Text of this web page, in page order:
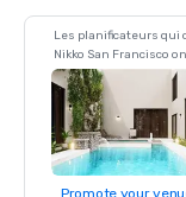
Les planificateurs qui
Nikko San Francisco
Promote your